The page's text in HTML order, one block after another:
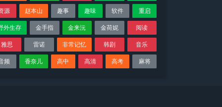
源
赵本山 趣事 趣味 软件
重启
外生存
金手指 金来沅 金荷妮
阅读
雅思
雷诺 非常记忆 韩剧
音乐
频
香奈儿 高中 高清 高考 麻将